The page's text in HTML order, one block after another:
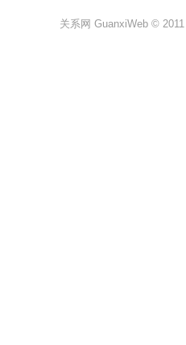
关系网 GuanxiWeb ©